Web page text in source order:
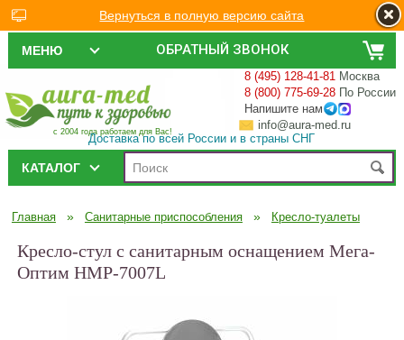
ОБРАТНЫЙ ЗВОНОК
МЕНЮ
с 2004 года работаем для Вас!
8 (495) 128-41-81 Москва
8 (800) 775-69-28 По России
Напишите нам
info@aura-med.ru
Доставка по всей России и в страны СНГ
КАТАЛОГ
Главная » Санитарные приспособления » Кресло-туалеты
Кресло-стул с санитарным оснащением Мега-
Оптим HMP-7007L
Вернуться в полную версию сайта